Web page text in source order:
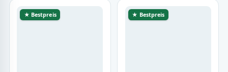
★ Bestpreis ★ Bestpreis